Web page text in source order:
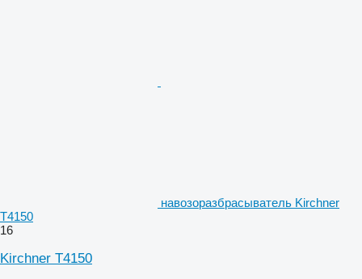
навозоразбрасыватель Kirchner
T4150
16
Kirchner T4150